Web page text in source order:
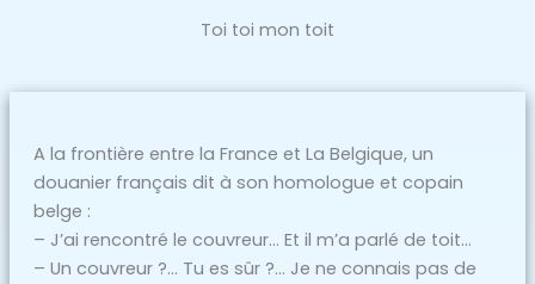
Toi toi mon toit
A la frontière entre la France et La Belgique, un
douanier français dit à son homologue et copain
belge :
– J’ai rencontré le couvreur… Et il m’a parlé de toit…
– Un couvreur ?… Tu es sûr ?… Je ne connais pas de